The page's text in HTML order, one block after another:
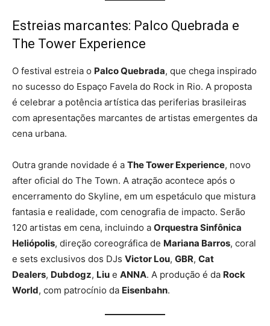
Estreias marcantes: Palco Quebrada e
The Tower Experience
O festival estreia o Palco Quebrada, que chega inspirado
no sucesso do Espaço Favela do Rock in Rio. A proposta
é celebrar a potência artística das periferias brasileiras
com apresentações marcantes de artistas emergentes da
cena urbana.
Outra grande novidade é a The Tower Experience, novo
after oficial do The Town. A atração acontece após o
encerramento do Skyline, em um espetáculo que mistura
fantasia e realidade, com cenografia de impacto. Serão
120 artistas em cena, incluindo a Orquestra Sinfônica
Heliópolis, direção coreográfica de Mariana Barros, coral
e sets exclusivos dos DJs Victor Lou, GBR, Cat
Dealers, Dubdogz, Liu e ANNA. A produção é da Rock
World, com patrocínio da Eisenbahn.